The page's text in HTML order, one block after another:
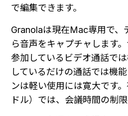
で編集できます。
Granolaは現在Mac専用で、
ら音声をキャプチャします
参加しているビデオ通話で
しているだけの通話では機
ンは軽い使用には寛大です
ドル）では、会議時間の制限